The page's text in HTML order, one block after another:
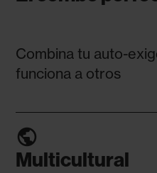
Combina tu auto-
funciona a otros
public
Multicultural